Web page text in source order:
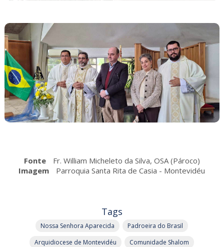
Fonte
Fr. William Micheleto da Silva, OSA (Pároco)
Imagem
Parroquia Santa Rita de Casia - Montevidéu
Tags
Nossa Senhora Aparecida
Padroeira do Brasil
Arquidiocese de Montevidéu
Comunidade Shalom